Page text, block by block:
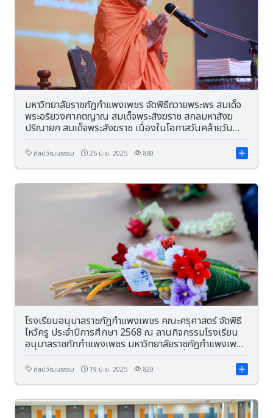
มหาวิทยาลัยราชภัฏกำแพงเพชร จัดพิธีถวายพระพร สมเด็จ
พระอริยวงศาคตญาณ สมเด็จพระสังฆราช สกลมหาสังฆ
ปริณายก สมเด็จพระสังฆราช เนื่องในโอกาสวันคล้ายวัน
ศิลปวัฒนธรรม 26 มิ.ย. 2025 880
โรงเรียนอนุบาลราชภัฏกำแพงเพชร คณะครุศาสตร์ จัดพิธี
ไหว้ครู ประจำปีการศึกษา 2568 ณ ลานกิจกรรมโรงเรียน
อนุบาลราชภักกำแพงเพชร มหาวิทยาลัยราชภัฏกำแพงเพชร
ครุศาสตร์เป็นประธานในพิธี
ศิลปวัฒนธรรม 19 มิ.ย. 2025 820